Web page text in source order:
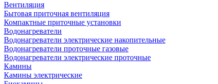
Вентиляция
Бытовая приточная вентиляция
Компактные приточные установки
Водонагреватели
Водонагреватели электрические накопительные
Водонагреватели проточные газовые
Водонагреватели электрические проточные
Камины
Камины электрические